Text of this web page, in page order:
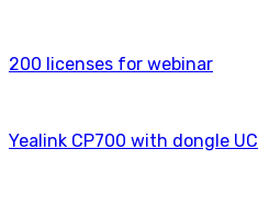
200 licenses for webinаr
Yealink CP700 with dongle UC